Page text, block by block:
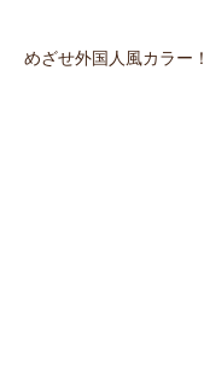
めざせ外国人風カラー